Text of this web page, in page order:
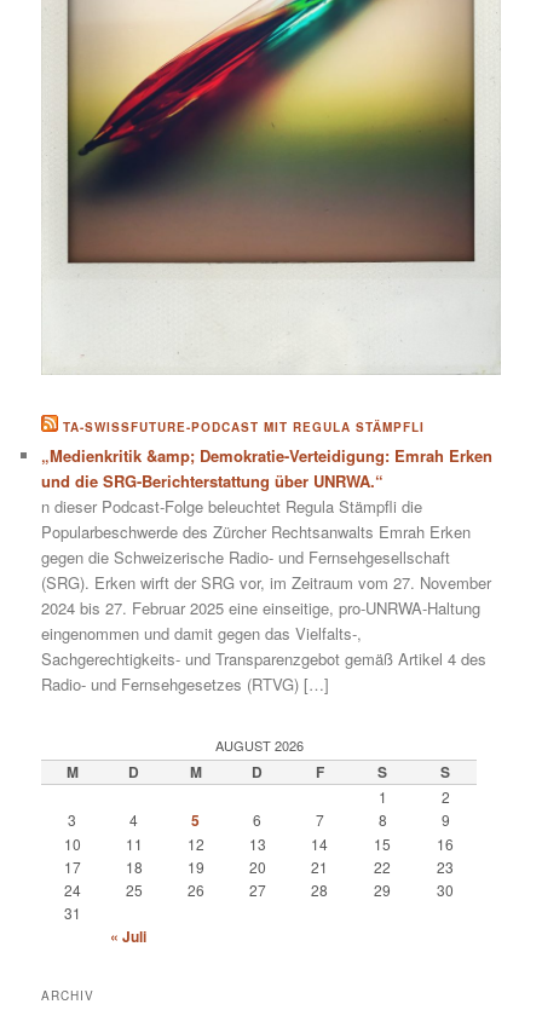
TA-SWISSFUTURE-PODCAST MIT REGULA STÄMPFLI
„Medienkritik &amp; Demokratie-Verteidigung: Emrah Erken
und die SRG-Berichterstattung über UNRWA.“
n dieser Podcast-Folge beleuchtet Regula Stämpfli die
Popularbeschwerde des Zürcher Rechtsanwalts Emrah Erken
gegen die Schweizerische Radio- und Fernsehgesellschaft
(SRG). Erken wirft der SRG vor, im Zeitraum vom 27. November
2024 bis 27. Februar 2025 eine einseitige, pro-UNRWA-Haltung
eingenommen und damit gegen das Vielfalts-,
Sachgerechtigkeits- und Transparenzgebot gemäß Artikel 4 des
Radio- und Fernsehgesetzes (RTVG) […]
AUGUST 2026
M D M D F S S
1
2
3
4 5 6 7 8
9
10
11 12 13 14 15
16
17
18 19 20 21 22
23
24
25 26 27 28 29
30
31
« Juli
ARCHIV